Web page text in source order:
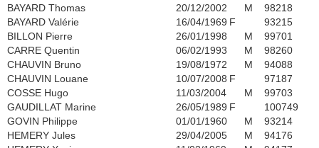
BAYARD Thomas
20/12/2002 M
98218
BAYARD Valérie
16/04/1969 F
93215
BILLON Pierre
26/01/1998 M
99701
CARRE Quentin
06/02/1993 M
98260
CHAUVIN Bruno
19/08/1972 M
94088
CHAUVIN Louane
10/07/2008 F
97187
COSSE Hugo
11/03/2004 M
99703
GAUDILLAT Marine
26/05/1989 F
100749
GOVIN Philippe
01/01/1960 M
93214
HEMERY Jules
29/04/2005 M
94176